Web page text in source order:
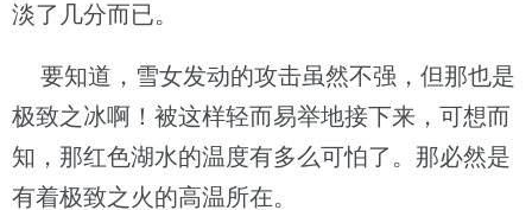
淡了几分而已。
要知道，雪女发动的攻击虽然不强，但那也是
极致之冰啊！被这样轻而易举地接下来，可想而
知，那红色湖水的温度有多么可怕了。那必然是
有着极致之火的高温所在。